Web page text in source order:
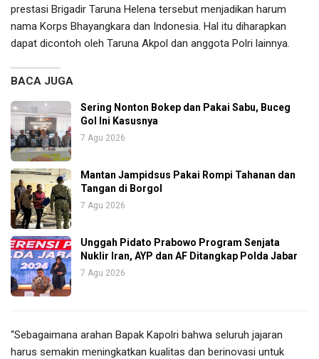
prestasi Brigadir Taruna Helena tersebut menjadikan harum
nama Korps Bhayangkara dan Indonesia. Hal itu diharapkan
dapat dicontoh oleh Taruna Akpol dan anggota Polri lainnya.
BACA JUGA
Sering Nonton Bokep dan Pakai Sabu, Buceg
Gol Ini Kasusnya
7 Agu 2026
Mantan Jampidsus Pakai Rompi Tahanan dan
Tangan di Borgol
7 Agu 2026
Unggah Pidato Prabowo Program Senjata
Nuklir Iran, AYP dan AF Ditangkap Polda Jabar
7 Agu 2026
“Sebagaimana arahan Bapak Kapolri bahwa seluruh jajaran
harus semakin meningkatkan kualitas dan berinovasi untuk